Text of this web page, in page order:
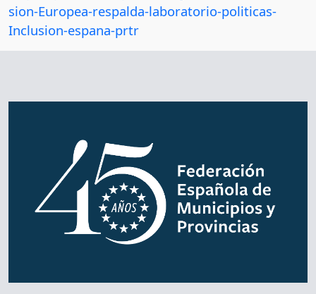
sion-Europea-respalda-laboratorio-politicas-
Inclusion-espana-prtr